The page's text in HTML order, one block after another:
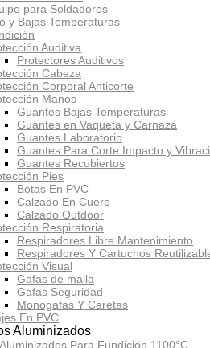
para Soldadores
y Bajas Temperaturas
Auditiva
Protectores Auditivos
Cabeza
Corporal Anticorte
Manos
Guantes Bajas Temperaturas
Guantes en Vaqueta y Carnaza
Guantes Laboratorio
Guantes Para Corte Impacto y
Guantes Recubiertos
Pies
Botas En PVC
Calzado En Cuero
Calzado Outdoor
Respiratoria
Respiradores Libre Mantenimiento
Respiradores Y Cartuchos
Visual
Gafas de malla
Gafas Seguridad
Monogafas Y Caretas
En PVC
Aluminizados